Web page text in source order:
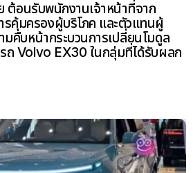
ต้อนรับพนักงานเจ้าหน้าที่จาก
คุ้มครองผู้บริโภค และตัวแทนผู้
มคืบหน้ากระบวนการเปลี่ยนโมดูล
ถ Volvo EX30 ในกลุ่มที่ได้รับผลก